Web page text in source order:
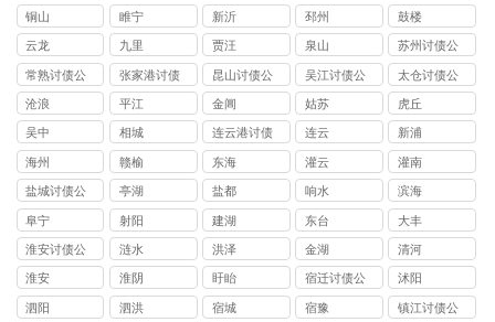
司
铜山 睢宁 新沂 邳州 鼓楼
云龙 九里 贾汪 泉山
苏州讨债公
司
常熟讨债公
司
张家港讨债
公司
昆山讨债公
司
吴江讨债公
司
太仓讨债公
司
沧浪 平江 金阊 姑苏 虎丘
吴中 相城
连云港讨债
公司
连云 新浦
海州 赣榆 东海 灌云 灌南
盐城讨债公
司
亭湖 盐都 响水 滨海
阜宁 射阳 建湖 东台 大丰
淮安讨债公
司
涟水 洪泽 金湖 清河
淮安 淮阴 盱眙
宿迁讨债公
司
沭阳
泗阳 泗洪 宿城 宿豫
镇江讨债公